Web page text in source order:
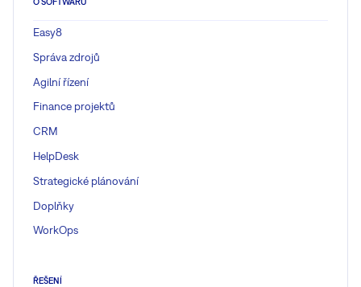
Easy8
Správa zdrojů
Agilní řízení
Finance projektů
CRM
HelpDesk
Strategické plánování
Doplňky
WorkOps
ŘEŠENÍ